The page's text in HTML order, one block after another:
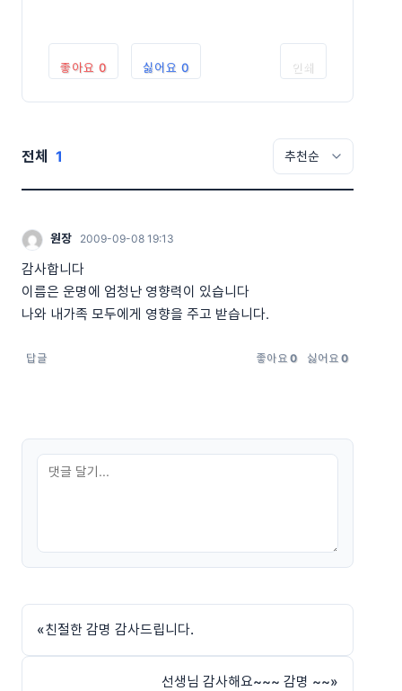
좋아요 0 싫어요 0 인쇄
전체 1
원장 2009-09-08 19:13
감사합니다
이름은 운명에 엄청난 영향력이 있습니다
나와 내가족 모두에게 영향을 주고 받습니다.
답글 좋아요 0 싫어요 0
«친절한 감명 감사드립니다.
선생님 감사해요~~~ 감명 ~~»